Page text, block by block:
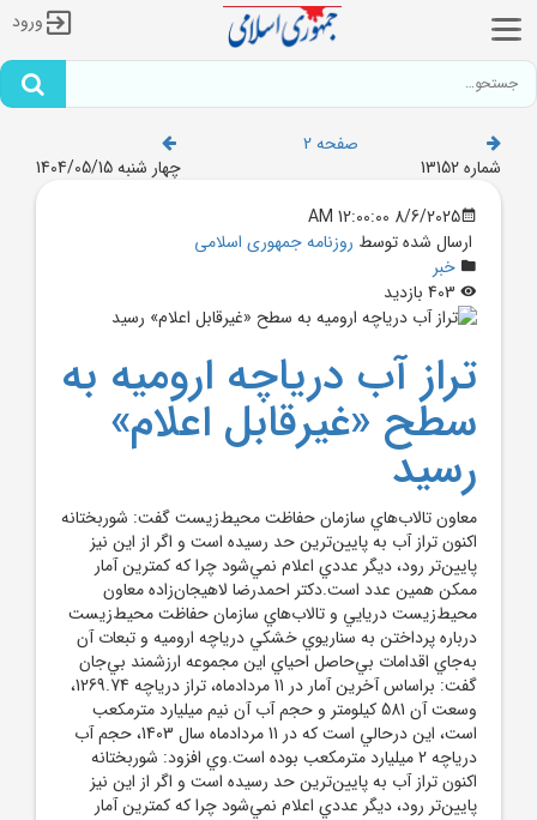
ورود
صفحه 2
شماره 13152
چهار شنبه 1404/05/15
8/6/2025 12:00:00 AM
ارسال شده توسط روزنامه جمهوری اسلامی
خبر
تراز آب درياچه اروميه به
سطح «غيرقابل اعلام»
رسيد
معاون تالاب‌هاي سازمان حفاظت محيط‌زيست گفت: شوربختانه
اکنون تراز آب به پايين‌ترين حد رسيده است و اگر از اين نيز
پايين‌تر رود، ديگر عددي اعلام نمي‌شود چرا که کمترين آمار
ممکن همين عدد است.دکتر احمدرضا لاهيجان‌زاده معاون
محيط‌زيست دريايي و تالاب‌هاي سازمان حفاظت محيط‌زيست
درباره پرداختن به سناريوي خشکي درياچه اروميه و تبعات آن
به‌جاي اقدامات بي‌حاصل احياي اين مجموعه ارزشمند بي‌جان
گفت: براساس آخرين آمار در 11 مردادماه، تراز درياچه 1269.74،
وسعت آن 581 کيلومتر و حجم آب آن نيم ميليارد مترمکعب
است، اين درحالي است که در 11 مردادماه سال 1403، حجم آب
درياچه 2 ميليارد مترمکعب بوده است.وي افزود: شوربختانه
اکنون تراز آب به پايين‌ترين حد رسيده است و اگر از اين نيز
پايين‌تر رود، ديگر عددي اعلام نمي‌شود چرا که کمترين آمار